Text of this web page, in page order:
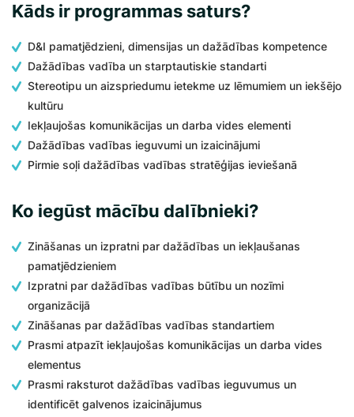
Kāds ir programmas saturs?
D&I pamatjēdzieni, dimensijas un dažādības kompetence
Dažādības vadība un starptautiskie standarti
Stereotipu un aizspriedumu ietekme uz lēmumiem un iekšējo
kultūru
Iekļaujošas komunikācijas un darba vides elementi
Dažādības vadības ieguvumi un izaicinājumi
Pirmie soļi dažādības vadības stratēģijas ieviešanā
Ko iegūst mācību dalībnieki?
Zināšanas un izpratni par dažādības un iekļaušanas
pamatjēdzieniem
Izpratni par dažādības vadības būtību un nozīmi
organizācijā
Zināšanas par dažādības vadības standartiem
Prasmi atpazīt iekļaujošas komunikācijas un darba vides
elementus
Prasmi raksturot dažādības vadības ieguvumus un
identificēt galvenos izaicinājumus